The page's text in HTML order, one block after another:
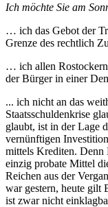
Ich möchte Sie am
… ich das Gebot der
Grenze des rechtlich
… ich allen
der Bürger in einer
... ich nicht an das
Staatsschuldenkrise
glaubt, ist in der Lage
vernünftigen
mittels Krediten. Denn
einzig probate Mittel
Reichen aus der
war gestern, heute gilt
ist zwar nicht